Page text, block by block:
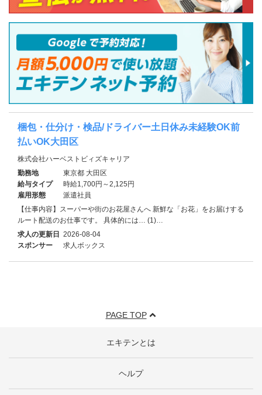
梱包・仕分け・検品/ドライバー土日休み未経験OK前
払いOK大田区
株式会社ハーベストビィズキャリア
勤務地
東京都 大田区
給与タイプ
時給1,700円～2,125円
雇用形態
派遣社員
【仕事内容】スーパーや街のお花屋さんへ 新鮮な「お花」をお届けする
ルート配送のお仕事です。 具体的には… (1)…
求人の更新日 2026-08-04
スポンサー
求人ボックス
PAGE TOP
エキテンとは
ヘルプ